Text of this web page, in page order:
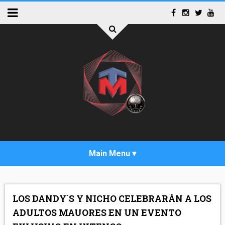
LOS DANDY´S Y NICHO CELEBRARÁN A LOS
ADULTOS MAUORES EN UN EVENTO